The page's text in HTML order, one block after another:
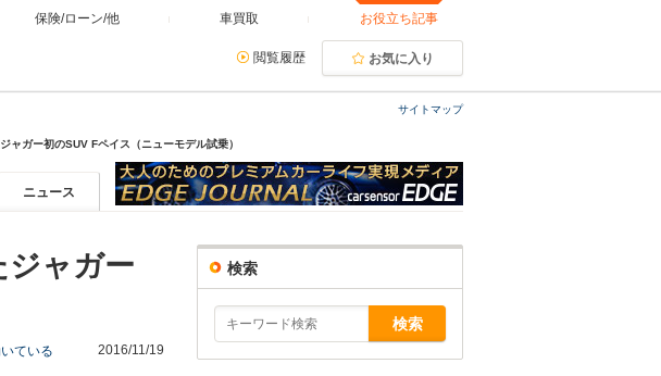
保険/ローン/他 車買取 お役立ち記事
閲覧履歴 お気に入り
サイトマップ
ャガー初のSUV Fペイス（ニューモデル試乗）
ニュース
ジャガー
ている 2016/11/19
検索